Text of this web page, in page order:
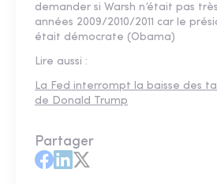
demander si Warsh n’était pas
années 2009/2010/2011 car le
était démocrate (Obama)
Lire aussi :
La Fed interrompt la baisse des
de Donald Trump
Partager